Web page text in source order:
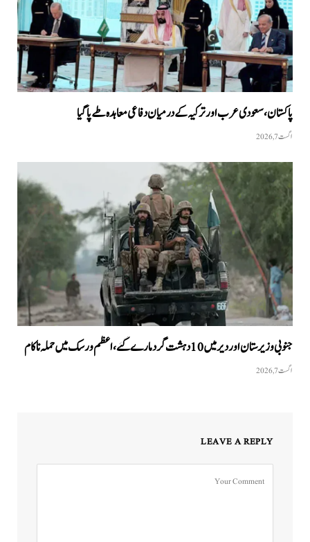
پاکستان،سعودی عرب اور ترکیہ کے درمیان دفاعی معاہدہ طے پاگیا
اگست 7, 2026
جنوبی وزیرستان اور دیر میں 10 دہشت گرد مارے گئے، اعظم ورسک میں حملہ ناکام
اگست 7, 2026
LEAVE A REPLY